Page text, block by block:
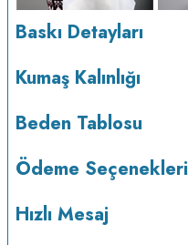
v233.25
Baskı Detayları
Kumaş Kalınlığı
Beden Tablosu
Ödeme Seçenekleri
Hızlı Mesaj